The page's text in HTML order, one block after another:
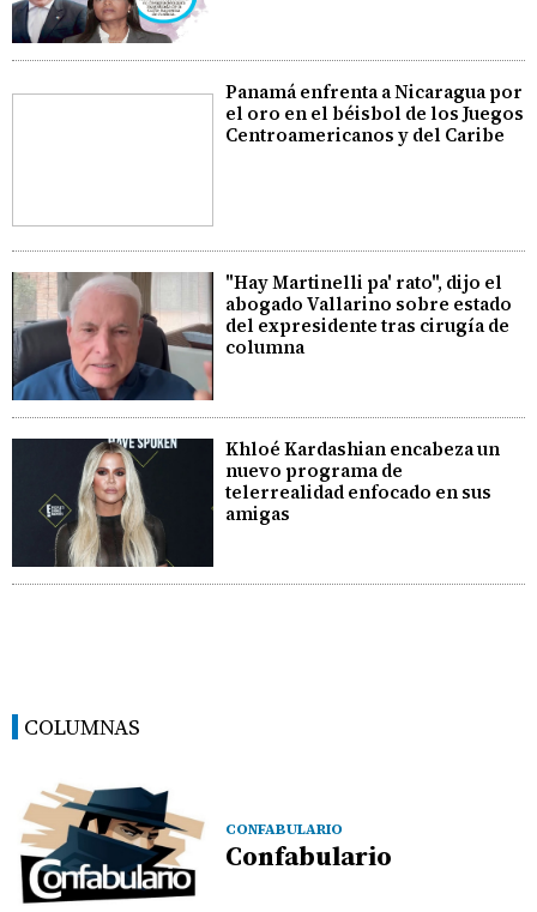
Panamá enfrenta a Nicaragua por
el oro en el béisbol de los Juegos
Centroamericanos y del Caribe
"Hay Martinelli pa' rato", dijo el
abogado Vallarino sobre estado
del expresidente tras cirugía de
columna
Khloé Kardashian encabeza un
nuevo programa de
telerrealidad enfocado en sus
amigas
COLUMNAS
CONFABULARIO
Confabulario